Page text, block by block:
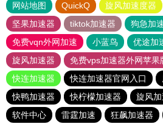
网站地图 QuickQ 旋风加速度器
坚果加速器
tiktok加速器
狗急加
免费vqn外网加速
小蓝鸟 优途加
旋风加速器
免费vps加速器外网苹果
快连加速器
快连加速器官网入口
快鸭加速器
快柠檬加速器 旋风
软件中心
雷霆加速 狂飙加速器